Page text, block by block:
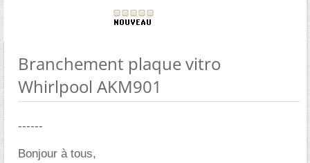
Branchement plaque vitro
Whirlpool AKM901
------
Bonjour à tous,